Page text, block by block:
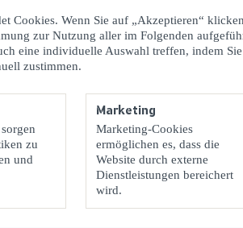
Cookies. Wenn Sie auf „Akzeptieren“
zur Nutzung aller im Folgenden
eine individuelle Auswahl treffen, indem Sie
zustimmen.
zu
und
Marketing
Marketing-Cookies
ermöglichen es, dass die
Website durch externe
Dienstleistungen bereichert
wird.